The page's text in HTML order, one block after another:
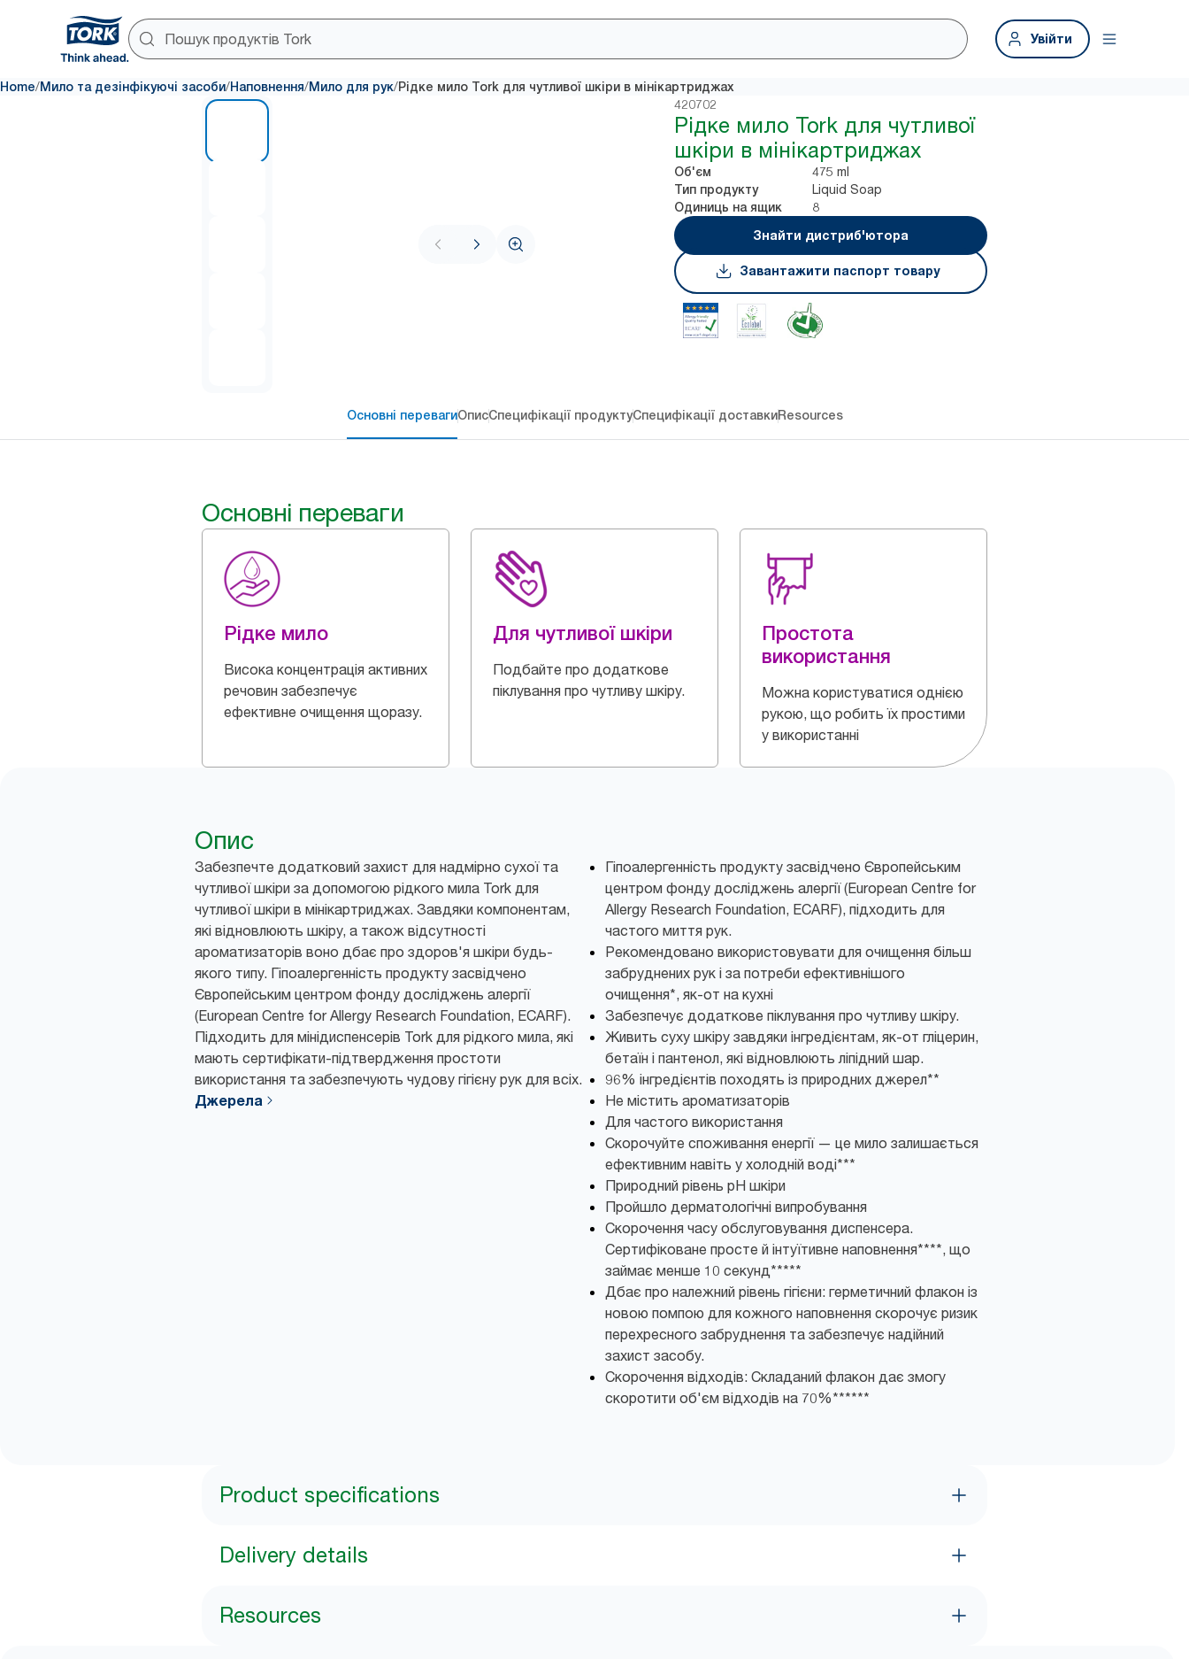
Увійти
Home/Мило та дезінфікуючі засоби/Наповнення/Мило для рук/Рідке мило Tork для чутливої шкіри в мінікартриджах
420702
Рідке мило Tork для чутливої
шкіри в мінікартриджах
Об'єм 475 ml
Тип продукту Liquid Soap
Одиниць на ящик
8
Знайти дистриб'ютора
Завантажити паспорт товару
Основні перевагиОписСпецифікації продуктуСпецифікації доставкиResources
Основні переваги
Рідке мило
Висока концентрація активних
речовин забезпечує
ефективне очищення щоразу.
Для чутливої шкіри
Подбайте про додаткове
піклування про чутливу шкіру.
Простота
використання
Можна користуватися однією
рукою, що робить їх простими
у використанні
Опис
Забезпечте додатковий захист для надмірно сухої та
чутливої шкіри за допомогою рідкого мила Tork для
чутливої шкіри в мінікартриджах. Завдяки компонентам,
які відновлюють шкіру, а також відсутності
ароматизаторів воно дбає про здоров'я шкіри будь-
якого типу. Гіпоалергенність продукту засвідчено
Європейським центром фонду досліджень алергії
(European Centre for Allergy Research Foundation, ECARF).
Підходить для мінідиспенсерів Tork для рідкого мила, які
мають сертифікати-підтвердження простоти
використання та забезпечують чудову гігієну рук для всіх.
Джерела
Гіпоалергенність продукту засвідчено Європейським
центром фонду досліджень алергії (European Centre for
Allergy Research Foundation, ECARF), підходить для
частого миття рук.
Рекомендовано використовувати для очищення більш
забруднених рук і за потреби ефективнішого
очищення*, як-от на кухні
Забезпечує додаткове піклування про чутливу шкіру.
Живить суху шкіру завдяки інгредієнтам, як-от гліцерин,
бетаїн і пантенол, які відновлюють ліпідний шар.
96% інгредієнтів походять із природних джерел**
Не містить ароматизаторів
Для частого використання
Скорочуйте споживання енергії — це мило залишається
ефективним навіть у холодній воді***
Природний рівень pH шкіри
Пройшло дерматологічні випробування
Скорочення часу обслуговування диспенсера.
Сертифіковане просте й інтуїтивне наповнення****, що
займає менше 10 секунд*****
Дбає про належний рівень гігієни: герметичний флакон із
новою помпою для кожного наповнення скорочує ризик
перехресного забруднення та забезпечує надійний
захист засобу.
Скорочення відходів: Складаний флакон дає змогу
скоротити об'єм відходів на 70%******
Product specifications
Delivery details
Resources